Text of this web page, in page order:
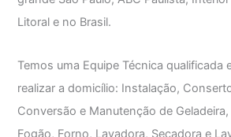
Litoral e no Brasil.
Temos uma Equipe Técnica qualificada
realizar a domicílio: Instalação,
Conversão e Manutenção de Geladeira,
Fogão, Forno, Lavadora, Secadora e